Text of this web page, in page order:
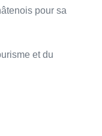
pour sa
et du